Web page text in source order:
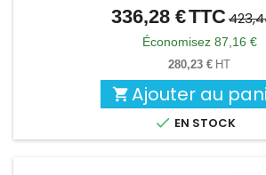
Prix
Prix
de
base
336,28 €TTC
Économisez 87,16 €
280,23 € HT
 Ajouter au
 EN STOCK